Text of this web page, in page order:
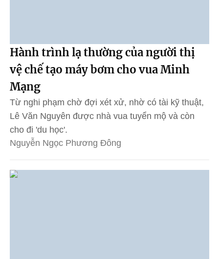
Hành trình lạ thường của người thị
vệ chế tạo máy bơm cho vua Minh
Mạng
Từ nghi phạm chờ đợi xét xử, nhờ có tài kỹ thuật,
Lê Văn Nguyên được nhà vua tuyển mộ và còn
cho đi 'du học'.
Nguyễn Ngọc Phương Đông